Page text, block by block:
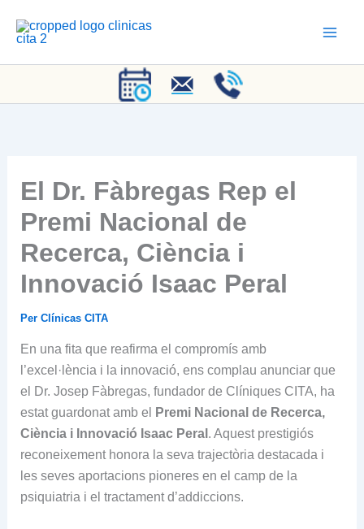
El Dr. Fàbregas Rep el
Premi Nacional de
Recerca, Ciència i
Innovació Isaac Peral
Per Clínicas CITA
En una fita que reafirma el compromís amb
l’excel·lència i la innovació, ens complau anunciar que
el Dr. Josep Fàbregas, fundador de Clíniques CITA, ha
estat guardonat amb el
Premi Nacional de Recerca,
Ciència i Innovació Isaac Peral . Aquest prestigiós
reconeixement honora la seva trajectòria destacada i
les seves aportacions pioneres en el camp de la
psiquiatria i el tractament d’addiccions.